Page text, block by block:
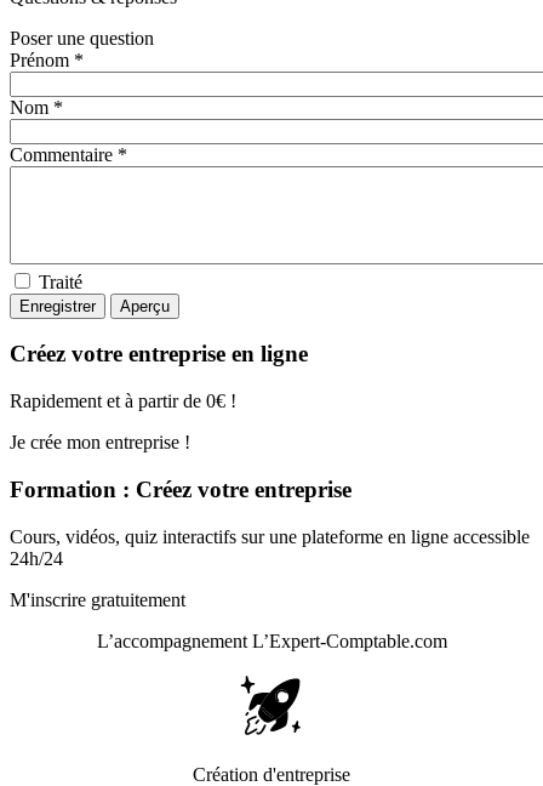
Poser une question
Prénom *
Nom *
Commentaire *
Traité
Créez votre entreprise en ligne
Rapidement et à partir de 0€ !
Je crée mon entreprise !
Formation : Créez votre entreprise
Cours, vidéos, quiz interactifs sur une plateforme en ligne accessible
24h/24
M'inscrire gratuitement
L’accompagnement L’Expert-Comptable.com
Création d'entreprise